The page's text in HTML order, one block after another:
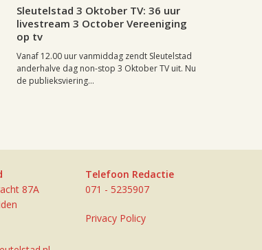
Sleutelstad 3 Oktober TV: 36 uur
livestream 3 October Vereeniging
op tv
Vanaf 12.00 uur vanmiddag zendt Sleutelstad
anderhalve dag non-stop 3 Oktober TV uit. Nu
de publieksviering...
87A
Telefoon Redactie
071 - 5235907
Privacy Policy